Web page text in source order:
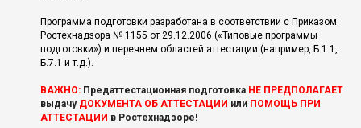
Программа подготовки разработана в соответствии с Приказом
Ростехнадзора № 1155 от 29.12.2006 («Типовые программы
подготовки») и перечнем областей аттестации (например, Б.1.1,
Б.7.1 и т.д.).
ВАЖНО: Предаттестационная подготовка НЕ ПРЕДПОЛАГАЕТ
выдачуДОКУМЕНТА ОБ АТТЕСТАЦИИ или ПОМОЩЬ ПРИ
АТТЕСТАЦИИ в Ростехнадзоре!